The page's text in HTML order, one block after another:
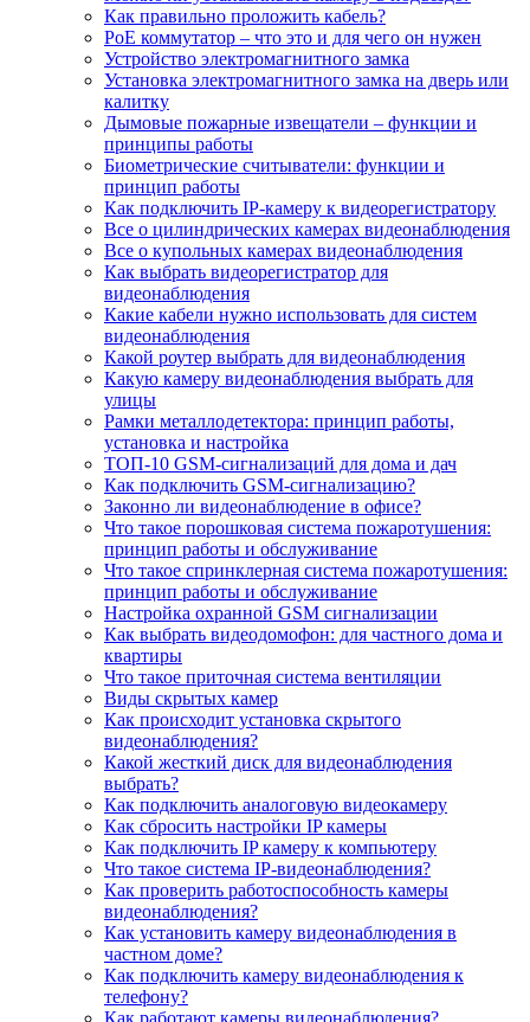
Как правильно проложить кабель?
PoE коммутатор – что это и для чего он нужен
Устройство электромагнитного замка
Установка электромагнитного замка на дверь или
калитку
Дымовые пожарные извещатели – функции и
принципы работы
Биометрические считыватели: функции и
принцип работы
Как подключить IP-камеру к видеорегистратору
Все о цилиндрических камерах видеонаблюдения
Все о купольных камерах видеонаблюдения
Как выбрать видеорегистратор для
видеонаблюдения
Какие кабели нужно использовать для систем
видеонаблюдения
Какой роутер выбрать для видеонаблюдения
Какую камеру видеонаблюдения выбрать для
улицы
Рамки металлодетектора: принцип работы,
установка и настройка
ТОП-10 GSM-сигнализаций для дома и дач
Как подключить GSM-сигнализацию?
Законно ли видеонаблюдение в офисе?
Что такое порошковая система пожаротушения:
принцип работы и обслуживание
Что такое спринклерная система пожаротушения:
принцип работы и обслуживание
Настройка охранной GSM сигнализации
Как выбрать видеодомофон: для частного дома и
квартиры
Что такое приточная система вентиляции
Виды скрытых камер
Как происходит установка скрытого
видеонаблюдения?
Какой жесткий диск для видеонаблюдения
выбрать?
Как подключить аналоговую видеокамеру
Как сбросить настройки IP камеры
Как подключить IP камеру к компьютеру
Что такое система IP-видеонаблюдения?
Как проверить работоспособность камеры
видеонаблюдения?
Как установить камеру видеонаблюдения в
частном доме?
Как подключить камеру видеонаблюдения к
телефону?
Как работают камеры видеонаблюдения?